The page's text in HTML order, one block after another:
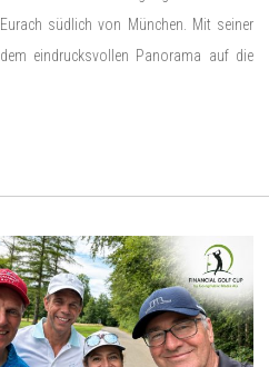
südlich von München. Mit seiner
eindrucksvollen Panorama auf die